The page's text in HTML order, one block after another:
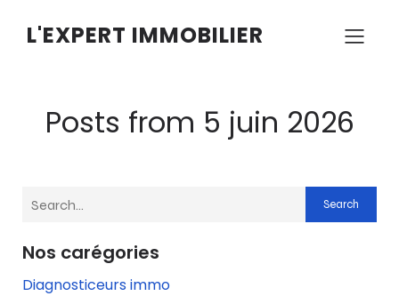
L'EXPERT IMMOBILIER
Posts from 5 juin 2026
Search
Nos carégories
Diagnosticeurs immo